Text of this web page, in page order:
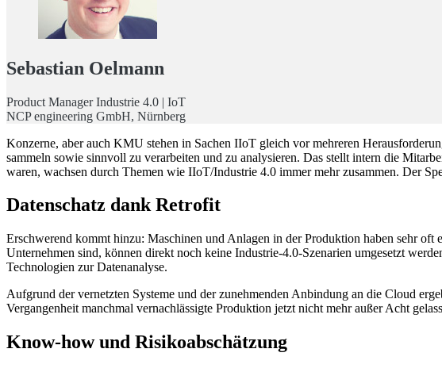
Sebastian Oelmann
Product Manager Industrie 4.0 | IoT
NCP engineering GmbH, Nürnberg
Konzerne, aber auch KMU stehen in Sachen IIoT gleich vor mehreren
sammeln sowie sinnvoll zu verarbeiten und zu analysieren. Das stellt intern die
waren, wachsen durch Themen wie IIoT/Industrie 4.0 immer mehr zusammen. Der
Datenschatz dank Retrofit
Erschwerend kommt hinzu: Maschinen und Anlagen in der Produktion haben sehr
Unternehmen sind, können direkt noch keine Industrie-4.0-Szenarien umgesetzt
Technologien zur Datenanalyse.
Aufgrund der vernetzten Systeme und der zunehmenden Anbindung an die Cloud
Vergangenheit manchmal vernachlässigte Produktion jetzt nicht mehr außer Acht
Know-how und Risikoabschätzung